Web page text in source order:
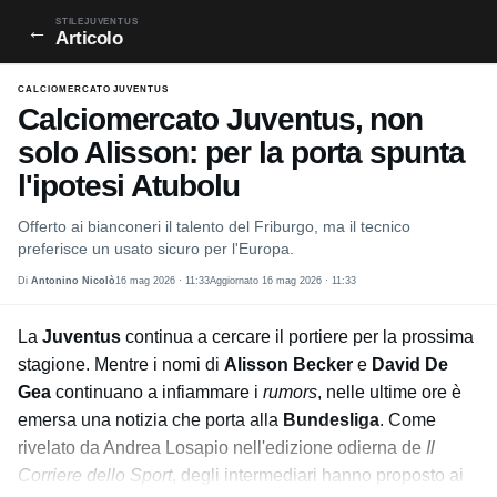
← STILEJUVENTUS
Articolo
CALCIOMERCATO JUVENTUS
Calciomercato Juventus, non
solo Alisson: per la porta spunta
l'ipotesi Atubolu
Offerto ai bianconeri il talento del Friburgo, ma il tecnico
preferisce un usato sicuro per l'Europa.
Di Antonino Nicolò16 mag 2026 · 11:33Aggiornato 16 mag 2026 · 11:33
La Juventus continua a cercare il portiere per la prossima
stagione. Mentre i nomi di Alisson Becker e David De
Gea continuano a infiammare i rumors, nelle ultime ore è
emersa una notizia che porta alla Bundesliga. Come
rivelato da Andrea Losapio nell'edizione odierna de Il
Corriere dello Sport, degli intermediari hanno proposto ai